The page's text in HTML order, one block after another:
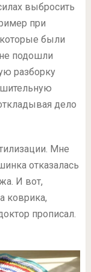
выбросить
при
были
подошли
разборку
дело
Мне
отказалась
И вот,
коврика,
прописал.